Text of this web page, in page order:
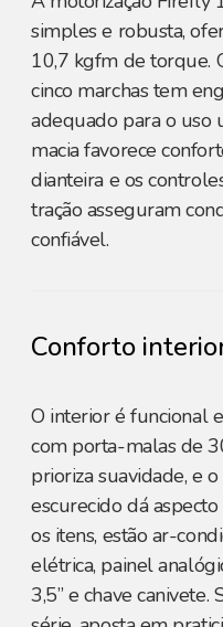
simples e robusta,
10,7 kgfm de torque.
cinco marchas tem
adequado para o uso
macia favorece
dianteira e os
tração asseguram
confiável.
Conforto
O interior é funcional
com porta-malas de
prioriza suavidade, e
escurecido dá
os itens, estão ar-
elétrica, painel
3,5” e chave